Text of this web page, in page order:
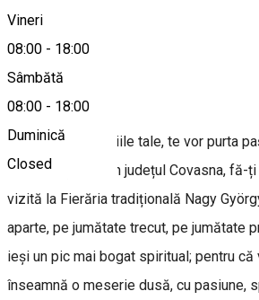
Vineri
08:00 - 18:00
Sâmbătă
08:00 - 18:00
Duminică
Closed
0727859559
Despre
Când, prin călătoriile tale, te vor purta
satul Tălișoara din județul Covasna, fă-
vizită la Fierăria tradițională Nagy
aparte, pe jumătate trecut, pe jumătate
ieși un pic mai bogat spiritual; pentru că
înseamnă o meserie dusă, cu pasiune,